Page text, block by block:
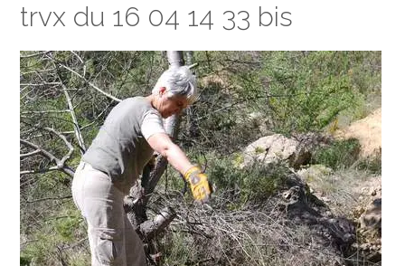
trvx du 16 04 14 33 bis